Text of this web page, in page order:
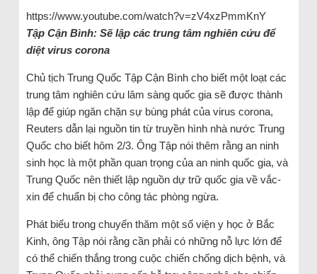
https://www.youtube.com/watch?v=zV4xzPmmKnY
Tập Cận Bình: Sẽ lập các trung tâm nghiên cứu để
diệt virus corona
Chủ tịch Trung Quốc Tập Cận Bình cho biết một loạt các
trung tâm nghiên cứu lâm sàng quốc gia sẽ được thành
lập để giúp ngăn chặn sự bùng phát của virus corona,
Reuters dẫn lại nguồn tin từ truyền hình nhà nước Trung
Quốc cho biết hôm 2/3. Ông Tập nói thêm rằng an ninh
sinh học là một phần quan trọng của an ninh quốc gia, và
Trung Quốc nên thiết lập nguồn dự trữ quốc gia về vắc-
xin để chuẩn bị cho công tác phòng ngừa.
Phát biểu trong chuyến thăm một số viện y học ở Bắc
Kinh, ông Tập nói rằng cần phải có những nỗ lực lớn để
có thể chiến thắng trong cuộc chiến chống dịch bệnh, và